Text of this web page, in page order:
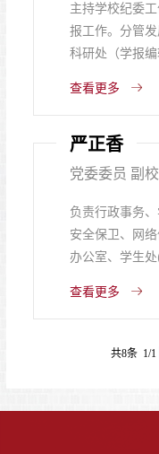
主持学校纪委
报工作。分管发
科研处（学报编
查看更多
严正香
党委委员 副
负责行政事务
安全保卫、网
办公室、学生
与通信工程学院
查看更多
共8条 1/1